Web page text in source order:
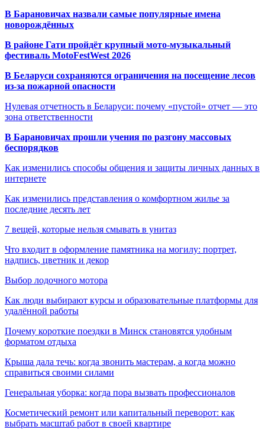
В Барановичах назвали самые популярные имена
новорождённых
В районе Гати пройдёт крупный мото-музыкальный
фестиваль MotoFestWest 2026
В Беларуси сохраняются ограничения на посещение лесов
из-за пожарной опасности
Нулевая отчетность в Беларуси: почему «пустой» отчет — это
зона ответственности
В Барановичах прошли учения по разгону массовых
беспорядков
Как изменились способы общения и защиты личных данных в
интернете
Как изменились представления о комфортном жилье за
последние десять лет
7 вещей, которые нельзя смывать в унитаз
Что входит в оформление памятника на могилу: портрет,
надпись, цветник и декор
Выбор лодочного мотора
Как люди выбирают курсы и образовательные платформы для
удалённой работы
Почему короткие поездки в Минск становятся удобным
форматом отдыха
Крыша дала течь: когда звонить мастерам, а когда можно
справиться своими силами
Генеральная уборка: когда пора вызвать профессионалов
Косметический ремонт или капитальный переворот: как
выбрать масштаб работ в своей квартире